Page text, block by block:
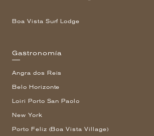
Boa Vista Surf Lodge
Gastronomía
Angra dos Reis
Belo Horizonte
Loiri Porto San Paolo
New York
Porto Feliz (Boa Vista Village)